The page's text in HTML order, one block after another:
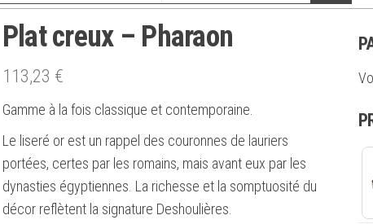
Plat creux – Pharaon
113,23 €
Gamme à la fois classique et contemporaine.
Le liseré or est un rappel des couronnes de lauriers
portées, certes par les romains, mais avant eux par les
dynasties égyptiennes. La richesse et la somptuosité du
décor reflètent la signature Deshoulières.